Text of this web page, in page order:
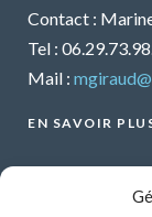
Contact :
Tel :
Mail :
EN SAVOIR
Organiser un